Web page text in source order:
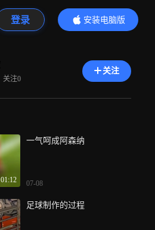
登录
安装电脑版
内容更精彩
关注0
关注
01:12
一气呵成阿森纳
07-08
足球制作的过程